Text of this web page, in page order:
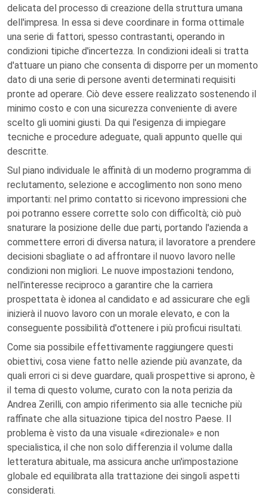
delicata del processo di creazione della struttura umana
dell'impresa. In essa si deve coordinare in forma ottimale
una serie di fattori, spesso contrastanti, operando in
condizioni tipiche d'incertezza. In condizioni ideali si tratta
d'attuare un piano che consenta di disporre per un momento
dato di una serie di persone aventi determinati requisiti
pronte ad operare. Ciò deve essere realizzato sostenendo il
minimo costo e con una sicurezza conveniente di avere
scelto gli uomini giusti. Da qui l'esigenza di impiegare
tecniche e procedure adeguate, quali appunto quelle qui
descritte.
Sul piano individuale le affinità di un moderno programma di
reclutamento, selezione e accoglimento non sono meno
importanti: nel primo contatto si ricevono impressioni che
poi potranno essere corrette solo con difficoltà; ciò può
snaturare la posizione delle due parti, portando l'azienda a
commettere errori di diversa natura; il lavoratore a prendere
decisioni sbagliate o ad affrontare il nuovo lavoro nelle
condizioni non migliori. Le nuove impostazioni tendono,
nell'interesse reciproco a garantire che la carriera
prospettata è idonea al candidato e ad assicurare che egli
inizierà il nuovo lavoro con un morale elevato, e con la
conseguente possibilità d'ottenere i più proficui risultati.
Come sia possibile effettivamente raggiungere questi
obiettivi, cosa viene fatto nelle aziende più avanzate, da
quali errori ci si deve guardare, quali prospettive si aprono, è
il tema di questo volume, curato con la nota perizia da
Andrea Zerilli, con ampio riferimento sia alle tecniche più
raffinate che alla situazione tipica del nostro Paese. Il
problema è visto da una visuale «direzionale» e non
specialistica, il che non solo differenzia il volume dalla
letteratura abituale, ma assicura anche un'impostazione
globale ed equilibrata alla trattazione dei singoli aspetti
considerati.